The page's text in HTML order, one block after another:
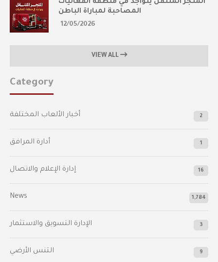
المتجر المتنقل يتواجد في منطقة الفعاليات
المصاحبة لمباراة الباطن
12/05/2026
VIEW ALL
Category
أخبار الألعاب المختلفة 2
أدارة المرافق 1
إدارة الإعلام والاتصال 16
News 1,784
الإدارة التسويق والاستثمار 3
التنس الأرضي 9